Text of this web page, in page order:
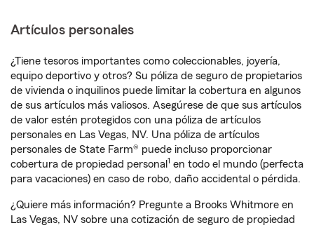
Artículos personales
¿Tiene tesoros importantes como coleccionables, joyería,
equipo deportivo y otros? Su póliza de seguro de propietarios
de vivienda o inquilinos puede limitar la cobertura en algunos
de sus artículos más valiosos. Asegúrese de que sus artículos
de valor estén protegidos con una póliza de artículos
personales en Las Vegas, NV. Una póliza de artículos
personales de State Farm® puede incluso proporcionar
cobertura de propiedad personal 1 en todo el mundo (perfecta
para vacaciones) en caso de robo, daño accidental o pérdida.
¿Quiere más información? Pregunte a Brooks Whitmore en
Las Vegas, NV sobre una cotización de seguro de propiedad